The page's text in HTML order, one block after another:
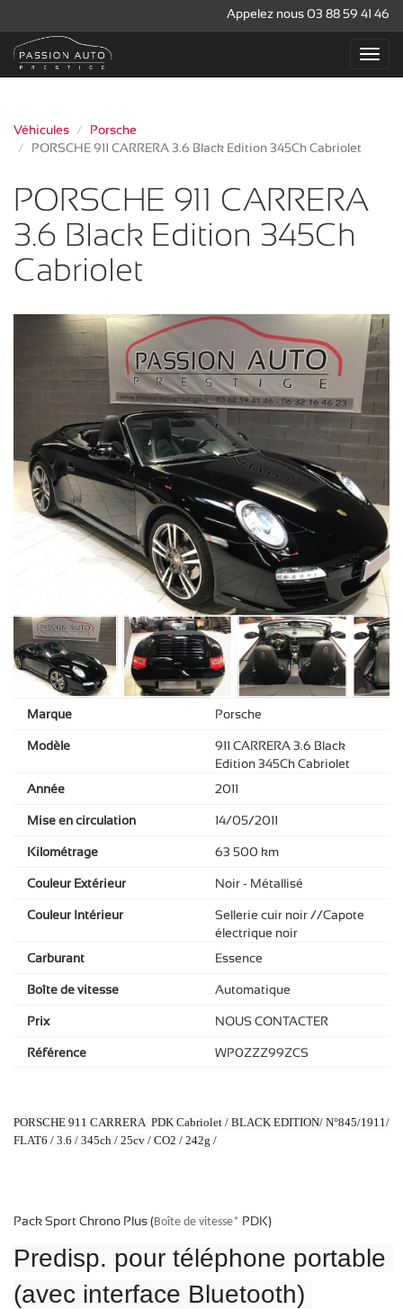
Appelez nous 03 88 59 41 46
Véhicules
Porsche
PORSCHE 911 CARRERA 3.6 Black Edition 345Ch Cabriolet
PORSCHE 911 CARRERA
3.6 Black Edition 345Ch
Cabriolet
Marque Porsche
Modèle
911 CARRERA 3.6 Black
Edition 345Ch Cabriolet
Année
2011
Mise en circulation 14/05/2011
Kilométrage 63 500 km
Couleur Extérieur Noir - Métallisé
Couleur Intérieur
Sellerie cuir noir //Capote
électrique noir
Carburant
Essence
Boîte de vitesse Automatique
Prix NOUS CONTACTER
Référence WP0ZZZ99ZCS
PORSCHE 911 CARRERA PDK Cabriolet / BLACK EDITION/ N°845/1911/
FLAT6 / 3.6 / 345ch / 25cv / CO2 / 242g /
Pack Sport Chrono Plus (Boîte de vitesse* PDK)
Predisp. pour téléphone portable
(avec interface Bluetooth)